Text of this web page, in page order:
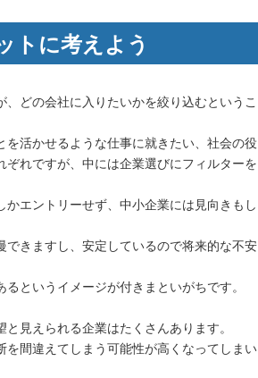
トに考えよう
どの会社に入りたいかを絞り込むというこ
活かせるような仕事に就きたい、社会の役
れですが、中には企業選びにフィルターを
エントリーせず、中小企業には見向きもし
きますし、安定しているので将来的な不安
というイメージが付きまといがちです。
見えられる企業はたくさんあります。
間違えてしまう可能性が高くなってしまい